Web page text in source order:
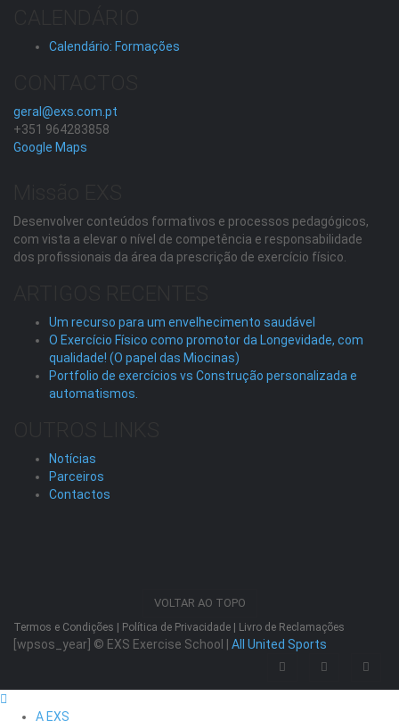
Calendário: Formações
geral@exs.com.pt
+351 964283858
Google Maps
Desenvolver conteúdos formativos e processos pedagógicos,
com vista a elevar o nível de competência e responsabilidade
dos profissionais da área da prescrição de exercício físico.
Um recurso para um envelhecimento saudável
O Exercício Físico como promotor da Longevidade, com
qualidade! (O papel das Miocinas)
Portfolio de exercícios vs Construção personalizada e
automatismos.
Notícias
Parceiros
Contactos
VOLTAR AO TOPO
Termos e Condições Política de Privacidade Livro de Reclamações
[wpsos_year] © EXS Exercise School | All United Sports
A EXS